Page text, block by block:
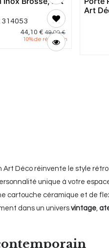
314053
44,10 € 49,00€
10% de réduction
Art
Déco réinvente le style
unique à votre
cartouche céramique et de
dans un univers vintage,